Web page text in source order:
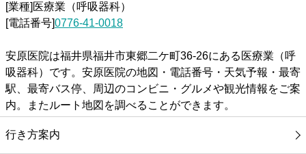
[業種]医療業（呼吸器科）
[電話番号]0776-41-0018
安原医院は福井県福井市東郷二ケ町36-26にある医療業（呼
吸器科）です。安原医院の地図・電話番号・天気予報・最寄
駅、最寄バス停、周辺のコンビニ・グルメや観光情報をご案
内。またルート地図を調べることができます。
行き方案内